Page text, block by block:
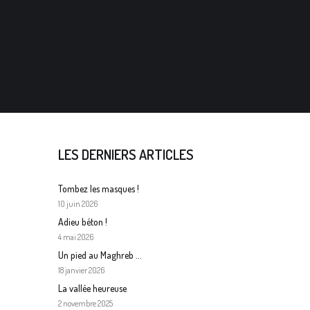
LES DERNIERS ARTICLES
Tombez les masques !
10 juin 2026
Adieu béton !
4 mai 2026
Un pied au Maghreb …
18 janvier 2026
La vallée heureuse
2 novembre 2025